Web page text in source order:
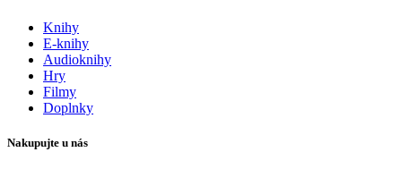
Knihy
E-knihy
Audioknihy
Hry
Filmy
Doplnky
Nakupujte u nás